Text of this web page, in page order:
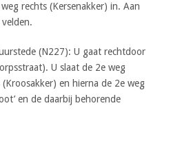
rechts (Kersenakker) in. Aan
(N227): U gaat rechtdoor
U slaat de 2e weg
en hierna de 2e weg
en de daarbij behorende